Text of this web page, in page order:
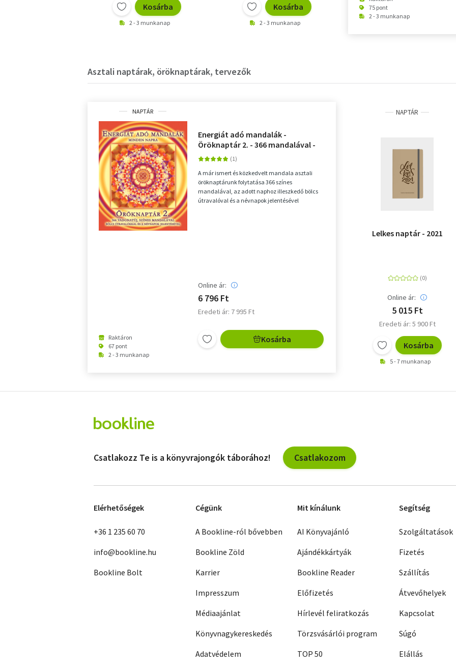
75 pont
2 - 3 munkanap
Kosárba
2 - 3 munkanap
Kosárba
2 - 3 munkanap
Asztali naptárak, öröknaptárak, tervezők
NAPTÁR
Raktáron
67 pont
2 - 3 munkanap
Energiát adó mandalák -
Öröknaptár 2. - 366 mandalával -
asztali öröknaptár
A már ismert és közkedvelt mandala asztali
öröknaptárunk folytatása 366 színes
mandalával, az adott naphoz illeszkedő bölcs
útravalóval és a névnapok jelentésével
Online ár:
6 796 Ft
Eredeti ár: 7 995 Ft
Kosárba
NAPTÁR
Lelkes naptár - 2021
Online ár:
5 015 Ft
Eredeti ár: 5 900 Ft
Kosárba
5 - 7 munkanap
Csatlakozz Te is a könyvrajongók táborához! Csatlakozom
Elérhetőségek
+36 1 235 60 70
info@bookline.hu
Bookline Bolt
Cégünk
A Bookline-ról bővebben
Bookline Zöld
Karrier
Impresszum
Médiaajánlat
Könyvnagykereskedés
Adatvédelem
Mit kínálunk
AI Könyvajánló
Ajándékkártyák
Bookline Reader
Előfizetés
Hírlevél feliratkozás
Törzsvásárlói program
TOP 50
Segítség
Szolgáltatások
Fizetés
Szállítás
Átvevőhelyek
Kapcsolat
Súgó
Elállás